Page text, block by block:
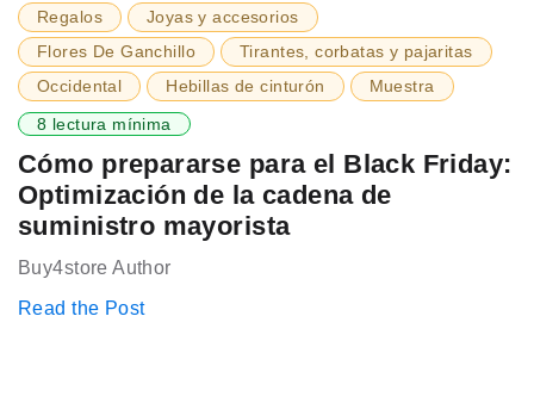
Regalos
Joyas y accesorios
Flores De Ganchillo
Tirantes, corbatas y pajaritas
Occidental
Hebillas de cinturón
Muestra
8 lectura mínima
Cómo prepararse para el Black Friday:
Optimización de la cadena de
suministro mayorista
Buy4store Author
Read the Post